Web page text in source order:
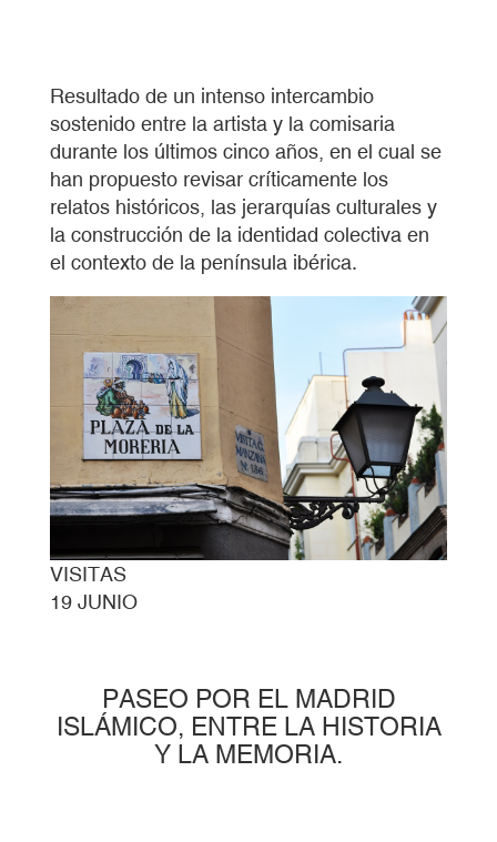
Resultado de un intenso intercambio
sostenido entre la artista y la comisaria
durante los últimos cinco años, en el cual se
han propuesto revisar críticamente los
relatos históricos, las jerarquías culturales y
la construcción de la identidad colectiva en
el contexto de la península ibérica.
VISITAS
19 JUNIO
PASEO POR EL MADRID
ISLÁMICO, ENTRE LA HISTORIA
Y LA MEMORIA.